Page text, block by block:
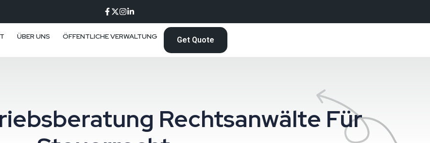
ÜBER UNS ÖFFENTLICHE VERWALTUNG Get Quote
Rechtsanwälte Für